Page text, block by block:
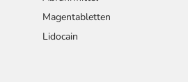
Magentabletten
Lidocain